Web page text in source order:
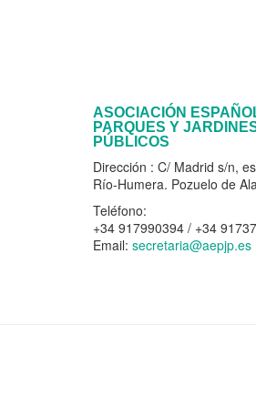
ASOCIACIÓN
PARQUES Y
PÚBLICOS
Dirección : C/ Madrid s/n,
Río-Humera. Pozuelo de
Teléfono:
+34 917990394 / +34
Email: secretaria@aepjp.es